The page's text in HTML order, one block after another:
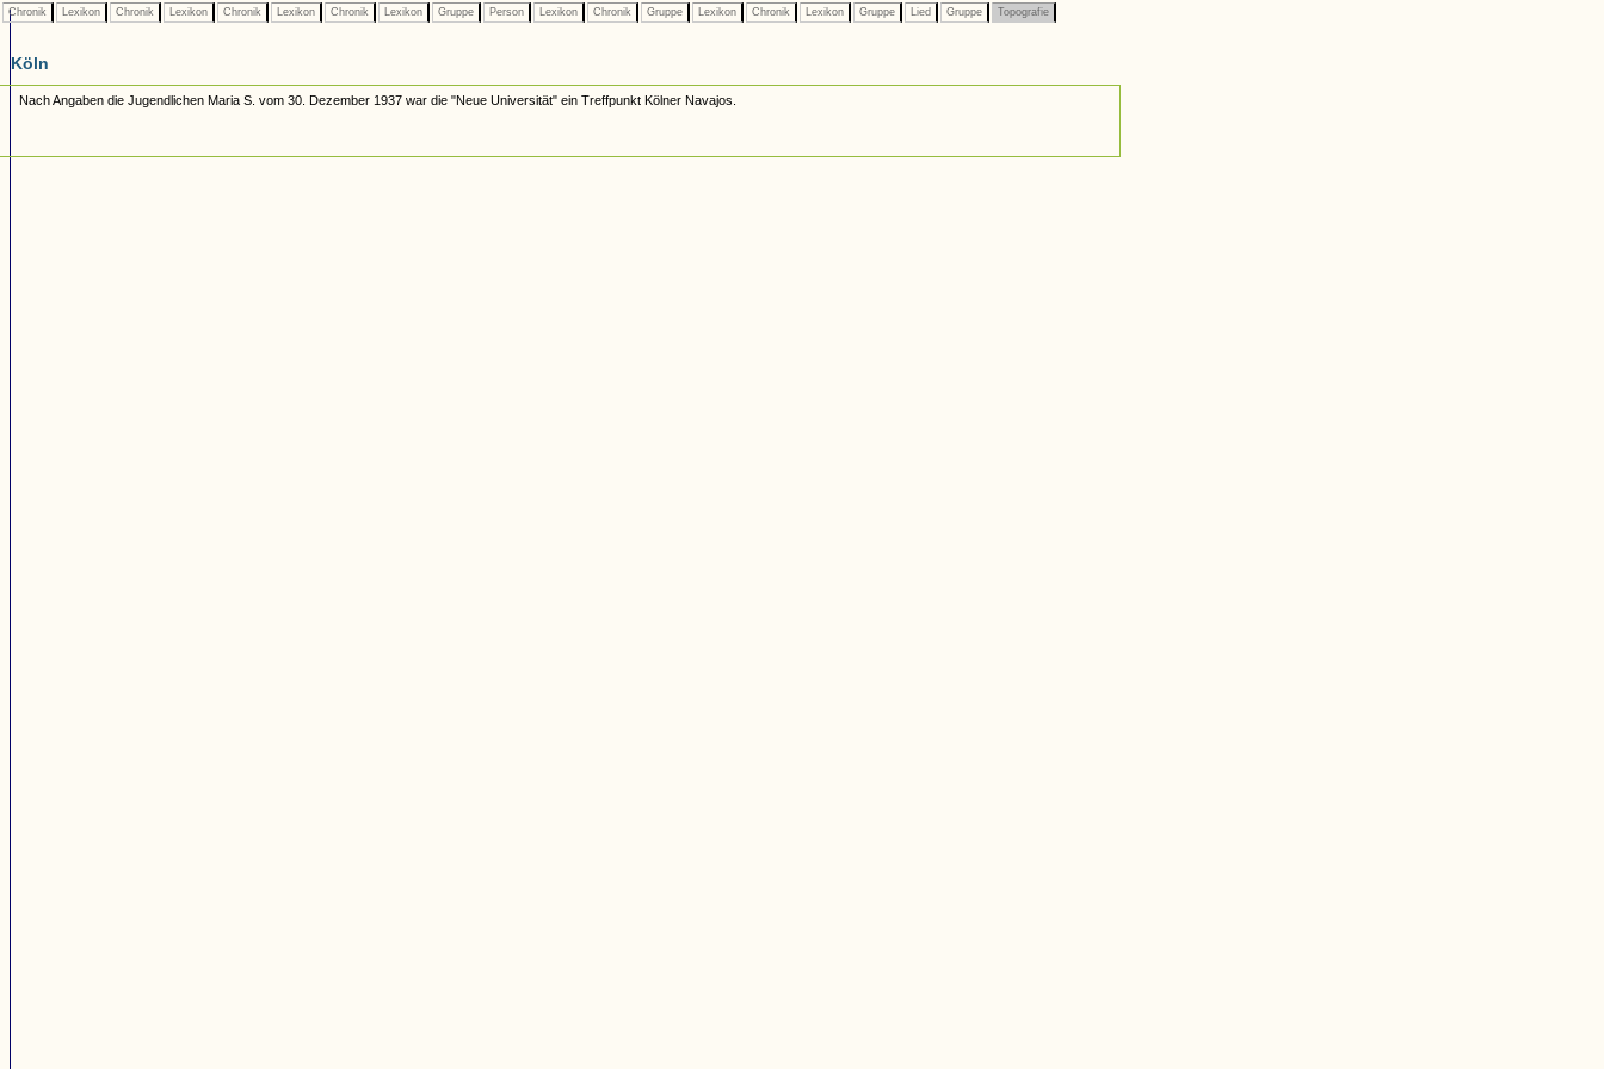
Chronik Lexikon Chronik Lexikon Chronik Lexikon Chronik Lexikon Gruppe Person Lexikon Chronik Gruppe Lexikon Chronik Lexikon Gruppe Lied Gruppe Topografie
Köln
Nach Angaben die Jugendlichen Maria S. vom 30. Dezember 1937 war die "Neue Universität" ein Treffpunkt Kölner Navajos.